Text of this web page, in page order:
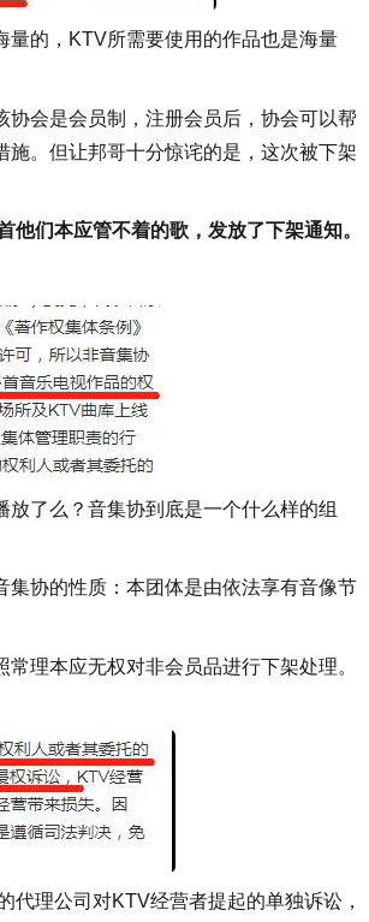
的，KTV所需要使用的作品也是海量
会是会员制，注册会员后，协会可以帮
。但让邦哥十分惊诧的是，这次被下架
们本应管不着的歌，发放了下架通知。
了么？音集协到底是一个什么样的组
协的性质：本团体是由依法享有音像节
理本应无权对非会员品进行下架处理。
理公司对KTV经营者提起的单独诉讼，